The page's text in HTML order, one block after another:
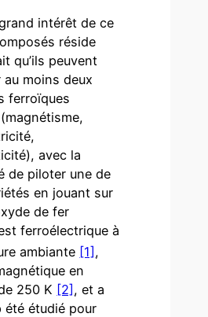
intérêt de ce
réside
qu’ils peuvent
au moins deux
ferroïques
avec la
de piloter une de
en jouant sur
de fer
ferroélectrique à
ambiante [1],
en
250 K [2], et a
été étudié pour